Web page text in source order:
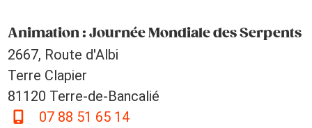
Animation : Journée Mondiale des Serpents
2667, Route d'Albi
Terre Clapier
81120 Terre-de-Bancalié
07 88 51 65 14